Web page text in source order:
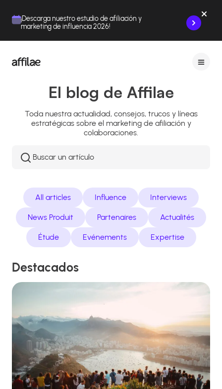
¡Descarga nuestro estudio de afiliación y
marketing de influencia 2026!
El blog de Affilae
Toda nuestra actualidad, consejos, trucos y líneas
estratégicas sobre el marketing de afiliación y
colaboraciones.
Rechercher
All articles Influence Interviews
News Produit Partenaires Actualités
Étude Evénements Expertise
Destacados